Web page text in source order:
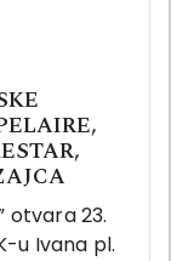
otvara 23.
u Ivana pl.